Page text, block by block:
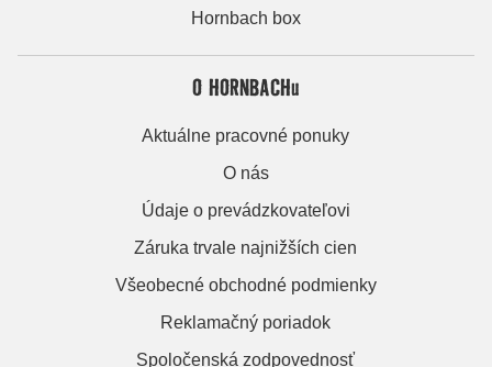
Hornbach box
O HORNBACHu
Aktuálne pracovné ponuky
O nás
Údaje o prevádzkovateľovi
Záruka trvale najnižších cien
Všeobecné obchodné podmienky
Reklamačný poriadok
Spoločenská zodpovednosť